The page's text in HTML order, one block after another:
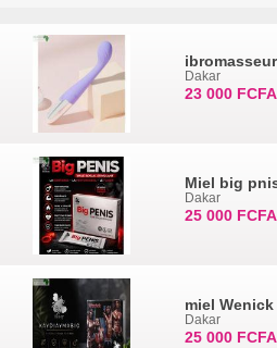
Dakar
23 000 FCFA
Miel big
Dakar
25 000 FCFA
miel
Dakar
25 000 FCFA